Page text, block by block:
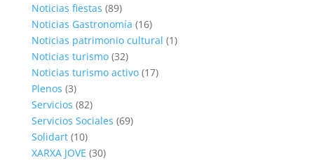
Noticias fiestas (89)
Noticias Gastronomía (16)
Noticias patrimonio cultural (1)
Noticias turismo(32)
Noticias turismo activo(17)
Plenos (3)
Servicios (82)
Servicios Sociales (69)
Solidart(10)
XARXA JOVE (30)